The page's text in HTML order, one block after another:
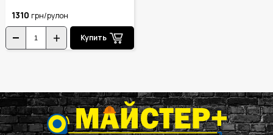
1310 грн/рулон
Купить